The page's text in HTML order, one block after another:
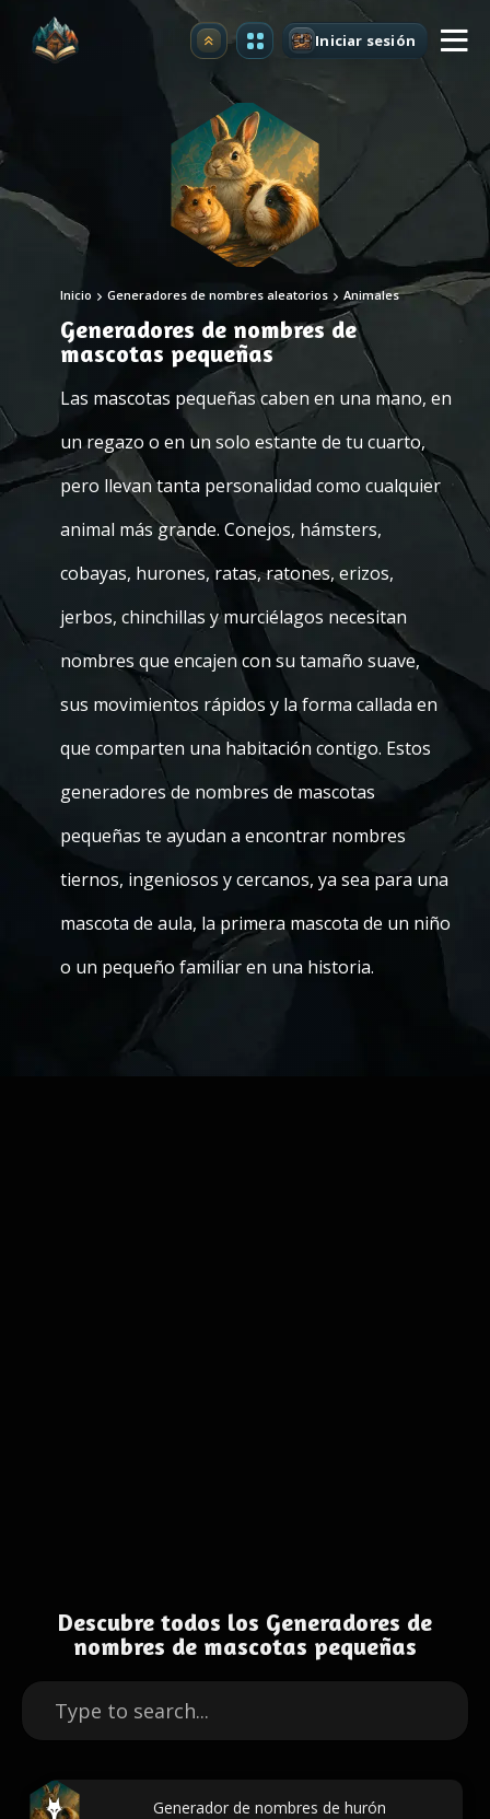
Mejorar Iniciar sesión
Inicio Generadores de nombres aleatorios Animales
Generadores de nombres de
mascotas pequeñas
Las mascotas pequeñas caben en una mano, en
un regazo o en un solo estante de tu cuarto,
pero llevan tanta personalidad como cualquier
animal más grande. Conejos, hámsters,
cobayas, hurones, ratas, ratones, erizos,
jerbos, chinchillas y murciélagos necesitan
nombres que encajen con su tamaño suave,
sus movimientos rápidos y la forma callada en
que comparten una habitación contigo. Estos
generadores de nombres de mascotas
pequeñas te ayudan a encontrar nombres
tiernos, ingeniosos y cercanos, ya sea para una
mascota de aula, la primera mascota de un niño
o un pequeño familiar en una historia.
Descubre todos los Generadores de
nombres de mascotas pequeñas
Generador de nombres de hurón